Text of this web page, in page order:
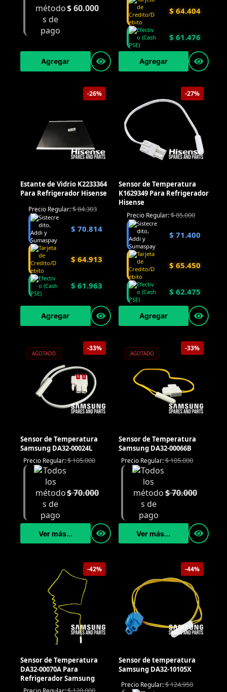
$60.000
Agregar
$ 64.404
$ 61.476
Agregar
-26%
Estante de Vidrio K2233364
Para Refrigerador Hisense
Precio Regular:$84.303
$ 70.814
$ 64.913
$ 61.963
Agregar
-27%
Sensor de Temperatura
K1629349 Para Refrigerador
Hisense
Precio Regular:$85.000
$ 71.400
$ 65.450
$ 62.475
Agregar
-33%
AGOTADO
Sensor de Temperatura
Samsung DA32-00024L
Precio Regular:$105.000
$70.000
Ver más...
-33%
AGOTADO
Sensor de Temperatura
Samsung DA32-00066B
Precio Regular:$105.000
$70.000
Ver más...
-42%
Sensor de Temperatura
DA32-00070A Para
Refrigerador Samsung
-44%
Sensor de temperatura
Samsung DA32-10105X
Precio Regular:$124.950